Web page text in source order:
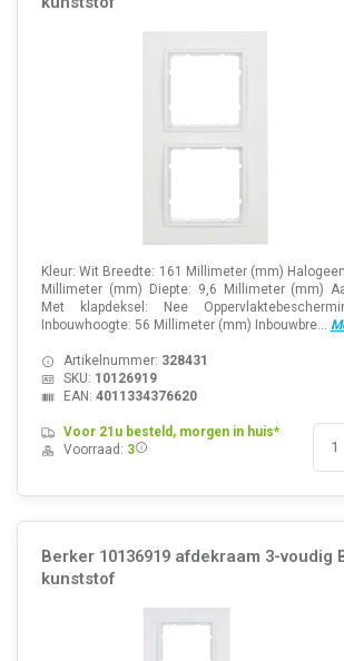
Kleur: Wit Breedte: 161 Millimeter (mm)
Millimeter (mm) Diepte: 9,6 Millimeter (mm)
Met klapdeksel: Nee
Inbouwhoogte: 56 Millimeter (mm) Inbouwbre...
Artikelnummer: 328431
SKU: 10126919
EAN: 4011334376620
Voor 21u besteld, morgen in huis*
Voorraad: 3
Berker 10136919 afdekraam 3-voudig
kunststof